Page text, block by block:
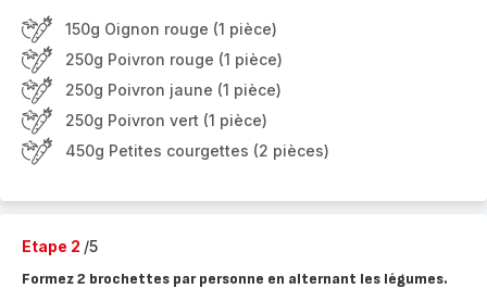
150g Oignon rouge (1 pièce)
250g Poivron rouge (1 pièce)
250g Poivron jaune (1 pièce)
250g Poivron vert (1 pièce)
450g Petites courgettes (2 pièces)
Etape 2 /5
Formez 2 brochettes par personne en alternant les légumes.